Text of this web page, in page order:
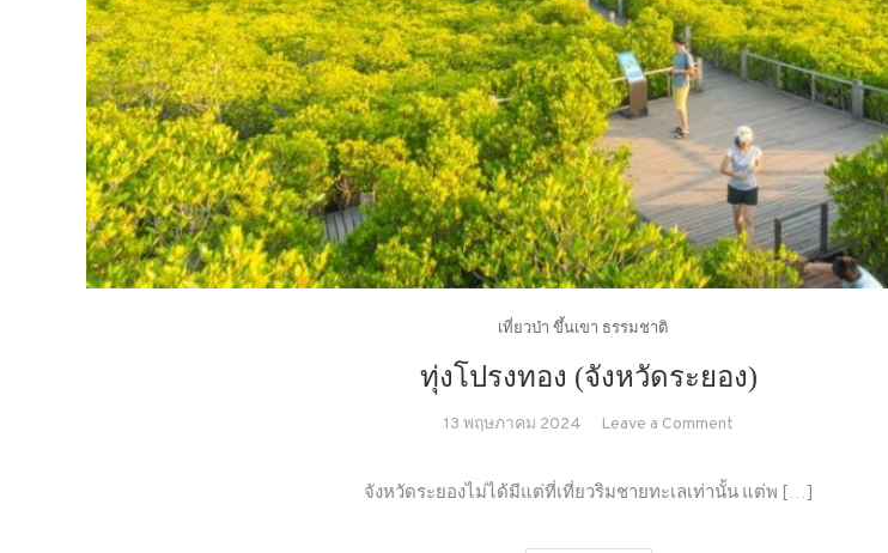
เที่ยวป่า ขึ้นเขา ธรรมชาติ
ทุ่งโปรงทอง (จังหวัดระยอง)
13 พฤษภาคม 2024 Leave a Comment
โปรง
จังหวัดระยองไม่ได้มีแต่ที่เที่ยวริมชายทะเลเท่านั้น แต่พ […]